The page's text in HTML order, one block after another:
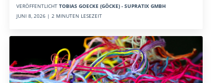
VERÖFFENTLICHT TOBIAS GOECKE (GÖCKE) - SUPRATIX GMBH
JUNI 8, 2026 | 2 MINUTEN LESEZEIT